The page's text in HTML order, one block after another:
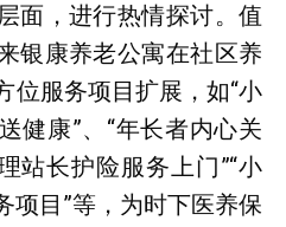
面，进行热情探讨。值
银康养老公寓在社区养
位服务项目扩展，如“小
健康”、“年长者内心关
站长护险服务上门”“小
项目”等，为时下医养保